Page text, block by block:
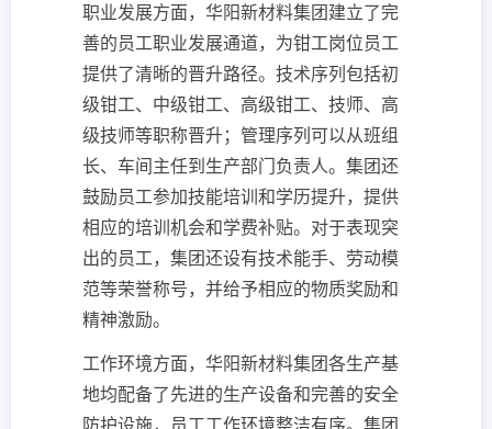
职业发展方面，华阳新材料集团建立了完
善的员工职业发展通道，为钳工岗位员工
提供了清晰的晋升路径。技术序列包括初
级钳工、中级钳工、高级钳工、技师、高
级技师等职称晋升；管理序列可以从班组
长、车间主任到生产部门负责人。集团还
鼓励员工参加技能培训和学历提升，提供
相应的培训机会和学费补贴。对于表现突
出的员工，集团还设有技术能手、劳动模
范等荣誉称号，并给予相应的物质奖励和
精神激励。
工作环境方面，华阳新材料集团各生产基
地均配备了先进的生产设备和完善的安全